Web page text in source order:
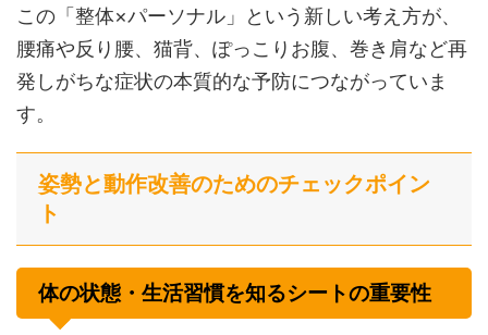
この「整体×パーソナル」という新しい考え方が、
腰痛や反り腰、猫背、ぽっこりお腹、巻き肩など再
発しがちな症状の本質的な予防につながっていま
す。
姿勢と動作改善のためのチェックポイン
ト
体の状態・生活習慣を知るシートの重要性